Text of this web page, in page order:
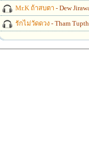
Mr.K ถ้าสบตา - Dew
รักไม่วัดดวง - Tham